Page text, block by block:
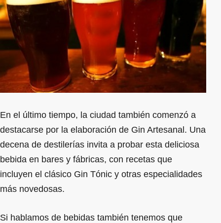
En el último tiempo, la ciudad también comenzó a
destacarse por la elaboración de Gin Artesanal. Una
decena de destilerías invita a probar esta deliciosa
bebida en bares y fábricas, con recetas que
incluyen el clásico Gin Tónic y otras especialidades
más novedosas.
Si hablamos de bebidas también tenemos que